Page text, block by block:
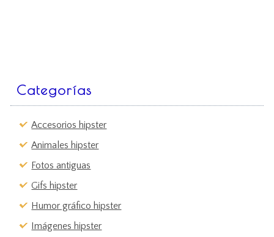
Categorías
Accesorios hipster
Animales hipster
Fotos antiguas
Gifs hipster
Humor gráfico hipster
Imágenes hipster